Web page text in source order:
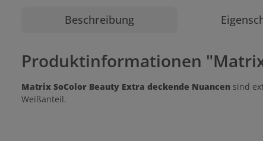
Beschreibung
Produktinformationen
Matrix SoColor Beauty Extra deckende Nuancen sind
Weißanteil.